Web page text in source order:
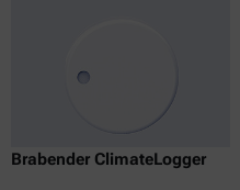
Brabender ClimateLogger